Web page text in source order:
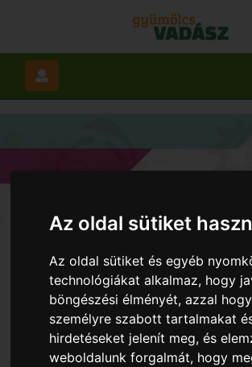
Az oldal sütiket
Az oldal sütiket és egyéb
technológiákat alkalmaz, hogy
böngészési élményét, azzal hogy
személyre szabott tartalmakat
hirdetéseket jelenít meg, és
weboldalunk forgalmát, hogy